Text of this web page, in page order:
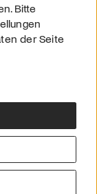
Impressum
Bitte
der Seite